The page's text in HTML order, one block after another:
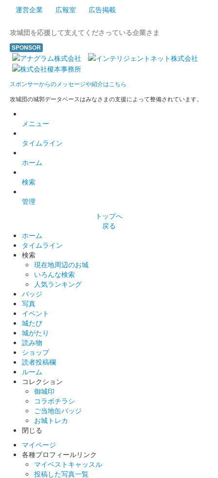
運営企業
広報室 広告掲載
攻城団を応援して支えてくださっている企業さま
SPONSOR
スポンサーからのメッセージや紹介はこちら
攻城団の城郭データベースはみなさまの支援によって整備されています。
メニュー
タイムライン
ホーム
検索
管理
トップへ
戻る
ホーム
タイムライン
検索
現在地周辺のお城
いろんな検索
人気ランキング
バッジ
写真
イベント
城たび
城がたり
読み物
ショップ
読者投稿欄
ルーム
コレクション
御城印
コラボチラシ
ご当地缶バッジ
お城トレカ
閉じる
マイページ
各種プロフィールリンク
マイベストキャッスル
投稿した写真一覧